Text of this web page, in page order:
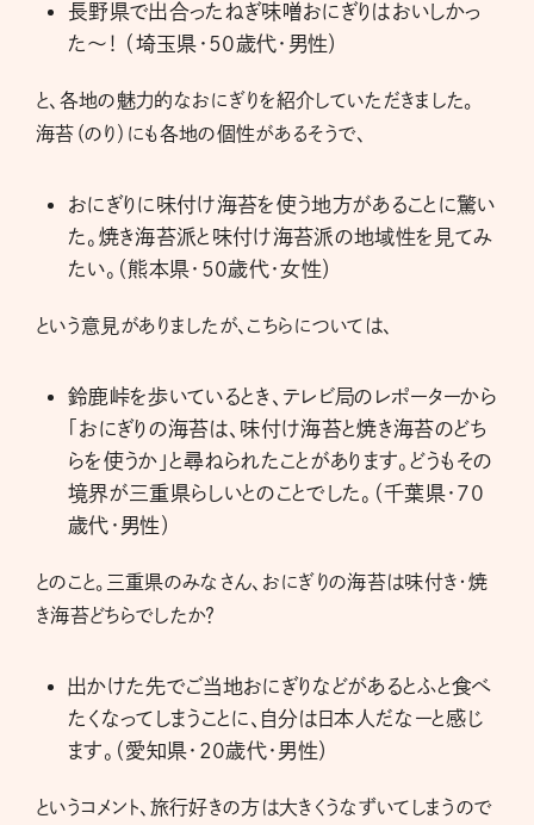
長野県で出合ったねぎ味噌おにぎりはおいしかっ
た～！ （埼玉県・50歳代・男性）
と、各地の魅力的なおにぎりを紹介していただきました。
海苔（のり）にも各地の個性があるそうで、
おにぎりに味付け海苔を使う地方があることに驚い
た。焼き海苔派と味付け海苔派の地域性を見てみ
たい。（熊本県・50歳代・女性）
という意見がありましたが、こちらについては、
鈴鹿峠を歩いているとき、テレビ局のレポーターから
「おにぎりの海苔は、味付け海苔と焼き海苔のどち
らを使うか」と尋ねられたことがあります。どうもその
境界が三重県らしいとのことでした。（千葉県・70
歳代・男性）
とのこと。三重県のみなさん、おにぎりの海苔は味付き・焼
き海苔どちらでしたか？
出かけた先でご当地おにぎりなどがあるとふと食べ
たくなってしまうことに、自分は日本人だなーと感じ
ます。（愛知県・20歳代・男性）
というコメント、旅行好きの方は大きくうなずいてしまうので